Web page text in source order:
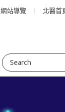
網站導覽 北醫首